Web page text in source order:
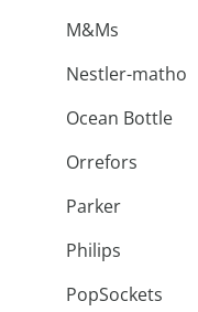
M&Ms
Nestler-matho
Ocean Bottle
Orrefors
Parker
Philips
PopSockets